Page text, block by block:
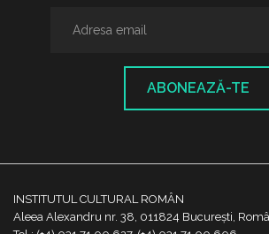
ABONEAZĂ-TE
INSTITUTUL CULTURAL ROMÂN
Aleea Alexandru nr. 38, 011824 București,